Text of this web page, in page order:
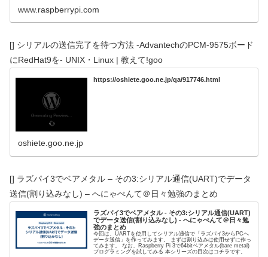
www.raspberrypi.com
[] シリアルの送信完了を待つ方法 -AdvantechのPCM-9575ボード
にRedHat9を- UNIX・Linux | 教えて!goo
https://oshiete.goo.ne.jp/qa/917746.html
oshiete.goo.ne.jp
[] ラズパイ3でベアメタル – その3:シリアル通信(UART)でデータ
送信(割り込みなし) – へにゃぺんて＠日々勉強のまとめ
ラズパイ3でベアメタル - その3:シリアル通信(UART)
でデータ送信(割り込みなし) - へにゃぺんて＠日々勉
強のまとめ
今回は、UARTを使用してシリアル通信で「ラズパイ3からPCへ
データ送信」を作ってみます。 まずは割り込みは使用せずに作っ
てみます。 なお、Raspberry Pi 3で64bitベアメタル(bare metal)
プログラミングを試してみる 本シリーズの目次はコチラです。